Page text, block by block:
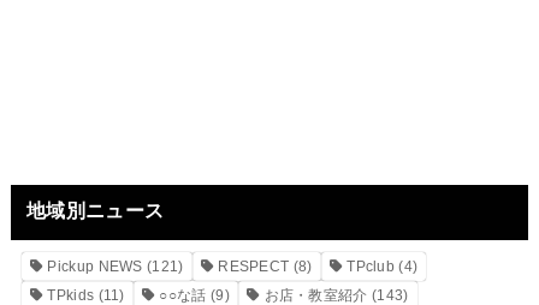
地域別ニュース
Pickup NEWS (121) RESPECT (8) TPclub (4)
TPkids (11) ○○な話 (9) お店・教室紹介 (143)